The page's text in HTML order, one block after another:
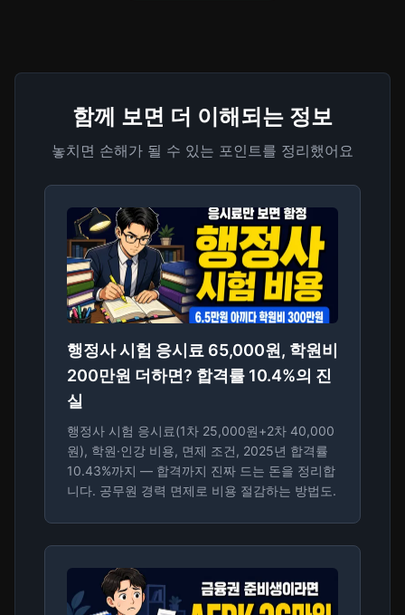
함께 보면 더 이해되는 정보
놓치면 손해가 될 수 있는 포인트를 정리했어요
행정사 시험 응시료 65,000원, 학원비
200만원 더하면? 합격률 10.4%의 진
실
행정사 시험 응시료(1차 25,000원+2차 40,000
원), 학원·인강 비용, 면제 조건, 2025년 합격률
10.43%까지 — 합격까지 진짜 드는 돈을 정리합
니다. 공무원 경력 면제로 비용 절감하는 방법도.